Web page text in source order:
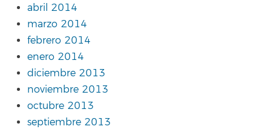
abril 2014
marzo 2014
febrero 2014
enero 2014
diciembre 2013
noviembre 2013
octubre 2013
septiembre 2013